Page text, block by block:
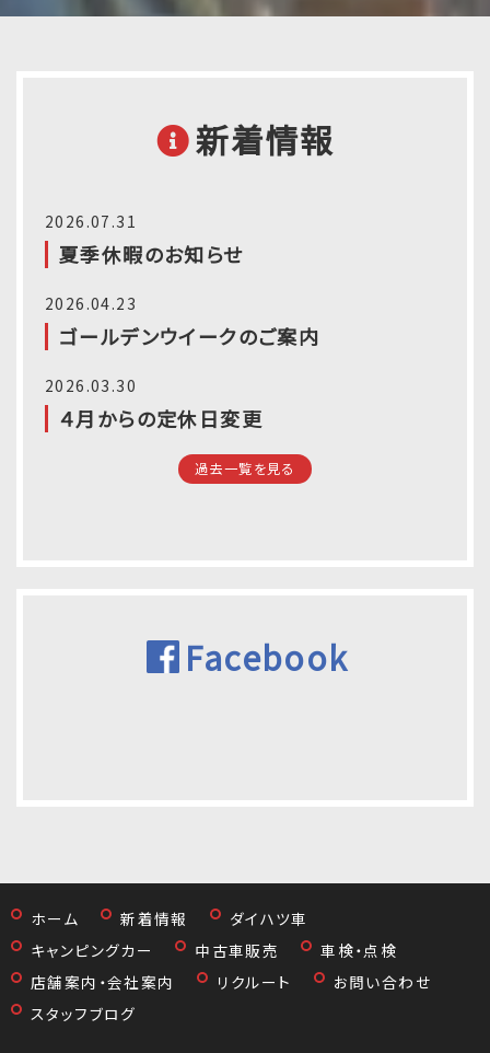
新着情報
2026.07.31
夏季休暇のお知らせ
2026.04.23
ゴールデンウイークのご案内
2026.03.30
４月からの定休日変更
過去一覧を見る
Facebook
ホーム 新着情報
ダイハツ車
キャンピングカー
中古車販売
車検・点検
店舗案内・会社案内
リクルート
お問い合わせ
スタッフブログ